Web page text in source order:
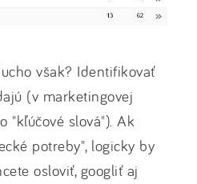
však? Identifikovať
(v marketingovej
"kľúčové slová"). Ak
potreby", logicky by
osloviť, googliť aj